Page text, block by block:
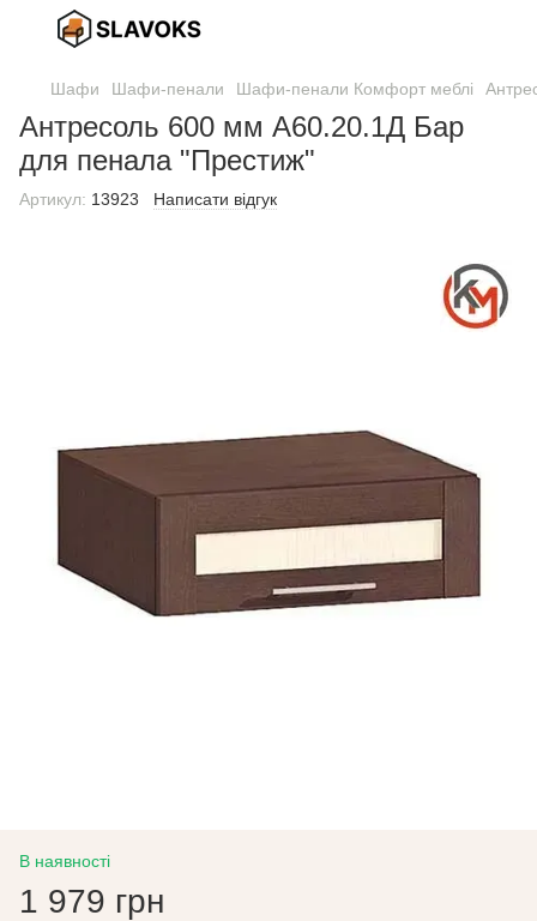
Шафи Шафи-пенали Шафи-пенали Комфорт меблі
Антресоль 600 мм А60.20.1Д Бар
для пенала "Престиж"
Артикул: 13923 Написати відгук
В наявності
1 979 грн